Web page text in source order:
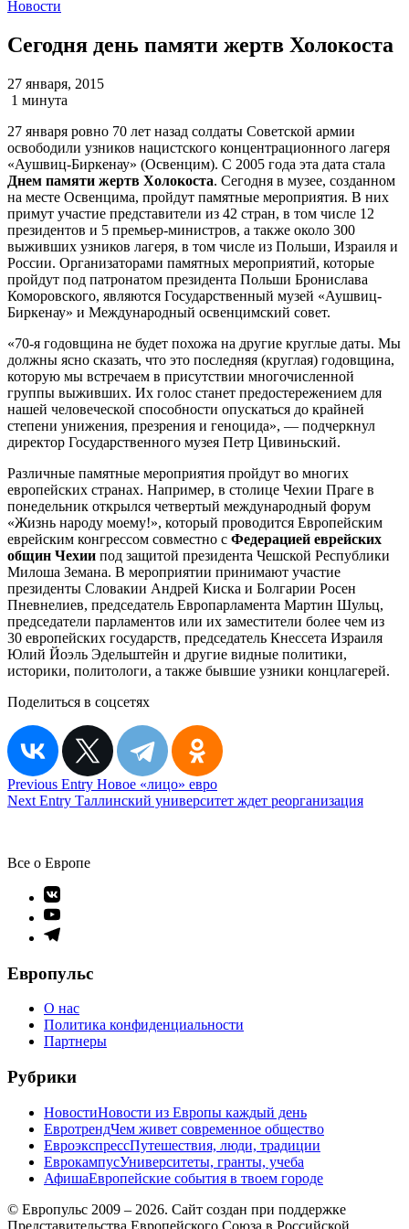
Новости
Сегодня день памяти жертв Холокоста
27 января, 2015
1 минута
27 января ровно 70 лет назад солдаты Советской армии
освободили узников нацистского концентрационного лагеря
«Аушвиц-Биркенау» (Освенцим). С 2005 года эта дата стала
Днем памяти жертв Холокоста. Сегодня в музее, созданном
на месте Освенцима, пройдут памятные мероприятия. В них
примут участие представители из 42 стран, в том числе 12
президентов и 5 премьер-министров, а также около 300
выживших узников лагеря, в том числе из Польши, Израиля и
России. Организаторами памятных мероприятий, которые
пройдут под патронатом президента Польши Бронислава
Коморовского, являются Государственный музей «Аушвиц-
Биркенау» и Международный освенцимский совет.
«70-я годовщина не будет похожа на другие круглые даты. Мы
должны ясно сказать, что это последняя (круглая) годовщина,
которую мы встречаем в присутствии многочисленной
группы выживших. Их голос станет предостережением для
нашей человеческой способности опускаться до крайней
степени унижения, презрения и геноцида», — подчеркнул
директор Государственного музея Петр Цивиньский.
Различные памятные мероприятия пройдут во многих
европейских странах. Например, в столице Чехии Праге в
понедельник открылся четвертый международный форум
«Жизнь народу моему!», который проводится Европейским
еврейским конгрессом совместно с Федерацией еврейских
общин Чехии под защитой президента Чешской Республики
Милоша Земана. В мероприятии принимают участие
президенты Словакии Андрей Киска и Болгарии Росен
Пневнелиев, председатель Европарламента Мартин Шульц,
председатели парламентов или их заместители более чем из
30 европейских государств, председатель Кнессета Израиля
Юлий Йоэль Эдельштейн и другие видные политики,
историки, политологи, а также бывшие узники концлагерей.
Поделиться в соцсетях
Навигация
по
Previous Entry Новое «лицо» евро
Next Entry Таллинский университет ждет реорганизация
Все о Европе
Элемент
меню
Элемент
меню
Элемент
Европульс
О нас
Политика конфиденциальности
Партнеры
Рубрики
НовостиНовости из Европы каждый день
ЕвротрендЧем живет современное общество
ЕвроэкспрессПутешествия, люди, традиции
ЕврокампусУниверситеты, гранты, учеба
АфишаЕвропейские события в твоем городе
© Европульс 2009 – 2026. Сайт создан при поддержке
Представительства Европейского Союза в Российской